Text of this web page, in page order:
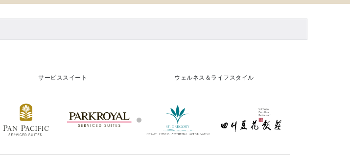
サービススイート ウェルネス＆ライフスタイル